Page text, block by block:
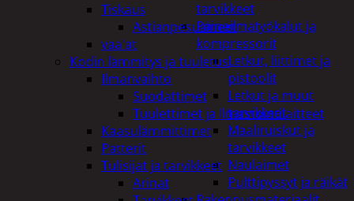
tarvikkeet
Paineilmatyökalut ja
kompressorit
Letkut, liittimet ja
pistoolit
Letkut ja muut
tarvikkeet
Maaliruiskut ja
tarvikkeet
Naulaimet
Pulttipyssyt ja räikät
Tiskaus
Astianpesuaineet
vaa'at
Kodin lämmitys ja tuuletus
Ilmanvaihto
Suodattimet
Tuulettimet ja Ilmastointilaitteet
Kaasulämmittimet
Patterit
Tulisijat ja tarvikkeet
Arinat